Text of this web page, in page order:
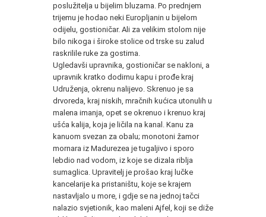
poslužitelja u bijelim bluzama. Po prednjem
trijemu je hodao neki Europljanin u bijelom
odijelu, gostioničar. Ali za velikim stolom nije
bilo nikoga i široke stolice od trske su zalud
raskrilile ruke za gostima.
Ugledavši upravnika, gostioničar se nakloni, a
upravnik kratko dodirnu kapu i prođe kraj
Udruženja, okrenu nalijevo. Skrenuo je sa
drvoreda, kraj niskih, mračnih kućica utonulih u
malena imanja, opet se okrenuo i krenuo kraj
ušća kalija, koja je ličila na kanal. Kanu za
kanuom svezan za obalu; monotoni žamor
mornara iz Madurezea je tugaljivo i sporo
lebdio nad vodom, iz koje se dizala riblja
sumaglica. Upravitelj je prošao kraj lučke
kancelarije ka pristaništu, koje se krajem
nastavljalo u more, i gdje se na jednoj tačci
nalazio svjetionik, kao maleni Ajfel, koji se diže